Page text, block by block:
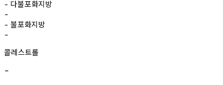
- 다불포화지방
-
- 불포화지방
-
콜레스트롤
-